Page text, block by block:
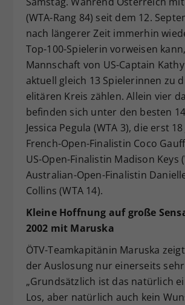
(WTA-Rang 84) seit dem 12.
nach längerer Zeit immerhin
Top-100-Spielerin vorweisen
Mannschaft von US-Captain
aktuell gleich 13 Spielerinnen zu
elitären Kreis zählen. Allein vier
befinden sich unter den besten
Jessica Pegula (WTA 3), die erst
French-Open-Finalistin Coco Gauff
US-Open-Finalistin Madison Keys
Australian-Open-Finalistin
Collins (WTA 14).
Kleine Hoffnung auf große
2002 mit Maruska
ÖTV-Teamkapitänin Maruska
der Auslosung nur einerseits
„Grundsätzlich ist das natürlich
Los, aber natürlich auch kein